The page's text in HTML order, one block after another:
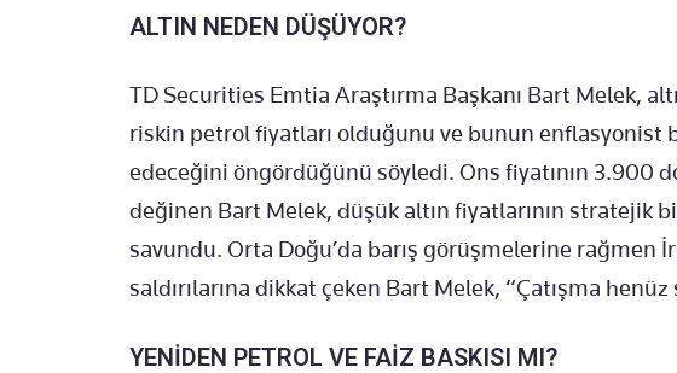
ALTIN NEDEN DÜŞÜYOR?
TD Securities Emtia Araştırma Başkanı Bart Melek,
riskin petrol fiyatları olduğunu ve bunun enflasyonist
edeceğini öngördüğünü söyledi. Ons fiyatının 3.900
değinen Bart Melek, düşük altın fiyatlarının stratejik
savundu. Orta Doğu’da barış görüşmelerine rağmen
saldırılarına dikkat çeken Bart Melek, “Çatışma
YENİDEN PETROL VE FAİZ BASKISI MI?